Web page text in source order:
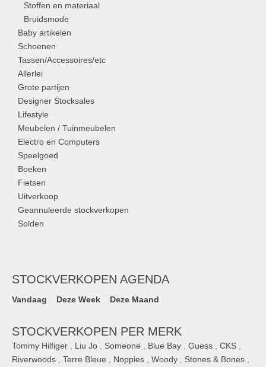
Stoffen en materiaal
Bruidsmode
Baby artikelen
Schoenen
Tassen/Accessoires/etc
Allerlei
Grote partijen
Designer Stocksales
Lifestyle
Meubelen / Tuinmeubelen
Electro en Computers
Speelgoed
Boeken
Fietsen
Uitverkoop
Geannuleerde stockverkopen
Solden
STOCKVERKOPEN AGENDA
Vandaag Deze Week Deze Maand
STOCKVERKOPEN PER MERK
Tommy Hilfiger Liu Jo Someone Blue Bay Guess CKS
Riverwoods
Terre Bleue Noppies Woody Stones & Bones